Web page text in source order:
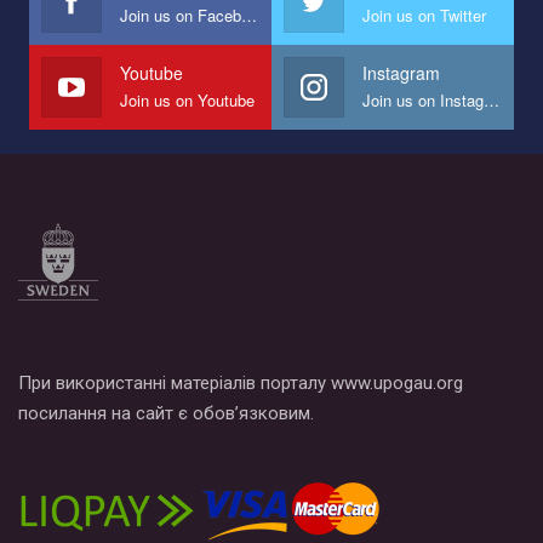
Join us on Facebook Join us on Twitter
Youtube
Join us on Youtube
Instagram
Join us on Instagram
При використанні матеріалів порталу www.upogau.org
посилання на сайт є обов’язковим.